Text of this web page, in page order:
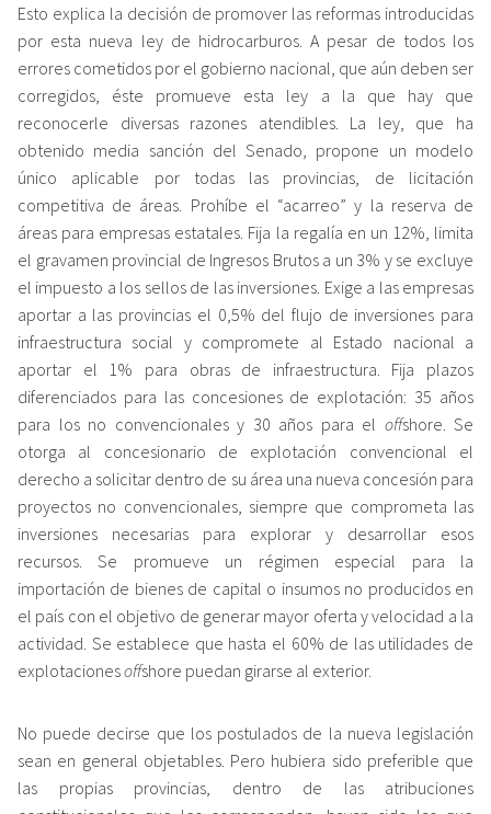
Esto explica la decisión de promover las reformas introducidas
por esta nueva ley de hidrocarburos. A pesar de todos los
errores cometidos por el gobierno nacional, que aún deben ser
corregidos, éste promueve esta ley a la que hay que
reconocerle diversas razones atendibles. La ley, que ha
obtenido media sanción del Senado, propone un modelo
único aplicable por todas las provincias, de licitación
competitiva de áreas. Prohíbe el “acarreo” y la reserva de
áreas para empresas estatales. Fija la regalía en un 12%, limita
el gravamen provincial de Ingresos Brutos a un 3% y se excluye
el impuesto a los sellos de las inversiones. Exige a las empresas
aportar a las provincias el 0,5% del flujo de inversiones para
infraestructura social y compromete al Estado nacional a
aportar el 1% para obras de infraestructura. Fija plazos
diferenciados para las concesiones de explotación: 35 años
para los no convencionales y 30 años para el offshore. Se
otorga al concesionario de explotación convencional el
derecho a solicitar dentro de su área una nueva concesión para
proyectos no convencionales, siempre que comprometa las
inversiones necesarias para explorar y desarrollar esos
recursos. Se promueve un régimen especial para la
importación de bienes de capital o insumos no producidos en
el país con el objetivo de generar mayor oferta y velocidad a la
actividad. Se establece que hasta el 60% de las utilidades de
explotacionesoffshore puedan girarse al exterior.
No puede decirse que los postulados de la nueva legislación
sean en general objetables. Pero hubiera sido preferible que
las propias provincias, dentro de las atribuciones